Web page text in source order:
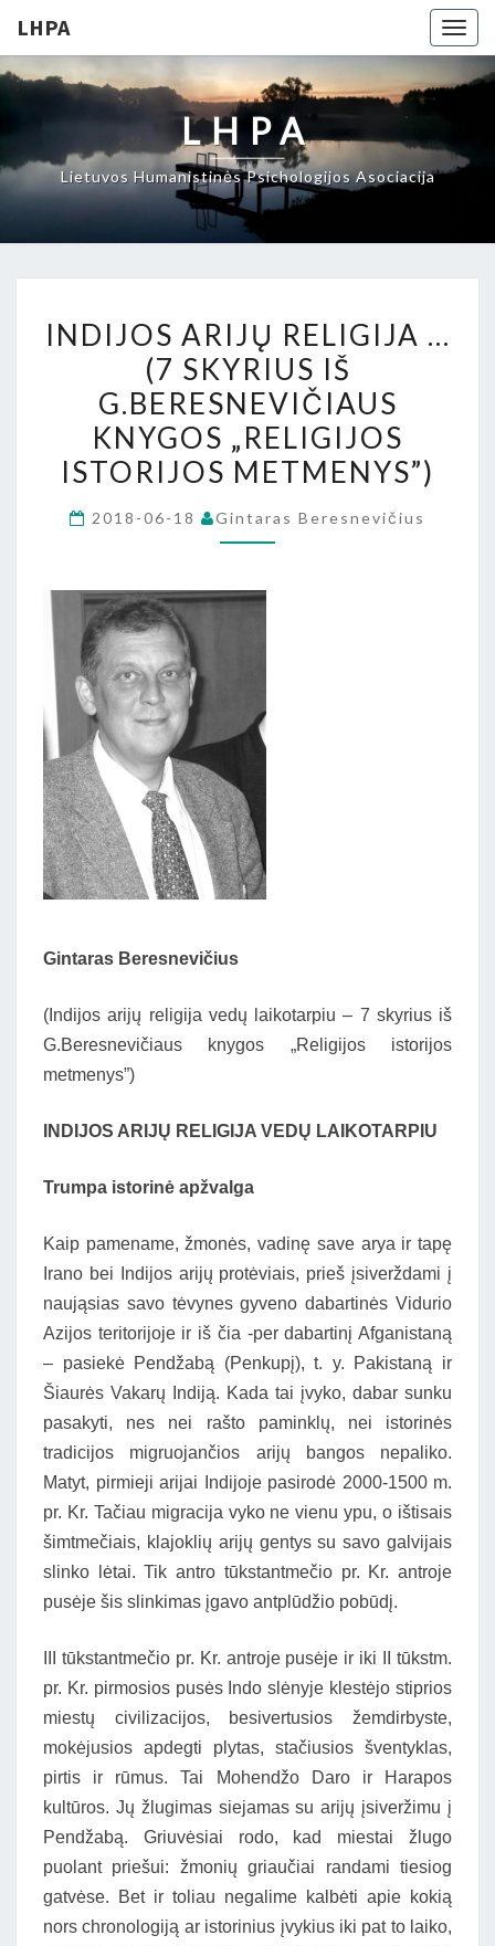
LHPA
LHPA
Lietuvos Humanistinės Psichologijos Asociacija
ARIJŲ
RELIGIJA
…
(7
SKYRIUS
IŠ
G.BERESNEVIČIAUS
KNYGOS
ISTORIJOS
INDIJOS ARIJŲ RELIGIJA …
(7 SKYRIUS IŠ
G.BERESNEVIČIAUS
KNYGOS „RELIGIJOS
ISTORIJOS METMENYS”)
2018-06-18 Gintaras Beresnevičius
Gintaras Beresnevičius
(Indijos arijų religija vedų laikotarpiu – 7 skyrius iš
G.Beresnevičiaus knygos „Religijos istorijos
metmenys”)
INDIJOS ARIJŲ RELIGIJA VEDŲ LAIKOTARPIU
Trumpa istorinė apžvalga
Kaip pamename, žmonės, vadinę save arya ir tapę
Irano bei Indijos arijų protėviais, prieš įsiverždami į
naująsias savo tėvynes gyveno dabartinės Vidurio
Azijos teritorijoje ir iš čia -per dabartinį Afganistaną
– pasiekė Pendžabą (Penkupį), t. y. Pakistaną ir
Šiaurės Vakarų Indiją. Kada tai įvyko, dabar sunku
pasakyti, nes nei rašto paminklų, nei istorinės
tradicijos migruojančios arijų bangos nepaliko.
Matyt, pirmieji arijai Indijoje pasirodė 2000-1500 m.
pr. Kr. Tačiau migracija vyko ne vienu ypu, o ištisais
šimtmečiais, klajoklių arijų gentys su savo galvijais
slinko lėtai. Tik antro tūkstantmečio pr. Kr. antroje
pusėje šis slinkimas įgavo antplūdžio pobūdį.
III tūkstantmečio pr. Kr. antroje pusėje ir iki II tūkstm.
pr. Kr. pirmosios pusės Indo slėnyje klestėjo stiprios
miestų civilizacijos, besivertusios žemdirbyste,
mokėjusios apdegti plytas, stačiusios šventyklas,
pirtis ir rūmus. Tai Mohendžo Daro ir Harapos
kultūros. Jų žlugimas siejamas su arijų įsiveržimu į
Pendžabą. Griuvėsiai rodo, kad miestai žlugo
puolant priešui: žmonių griaučiai randami tiesiog
gatvėse. Bet ir toliau negalime kalbėti apie kokią
nors chronologiją ar istorinius įvykius iki pat to laiko,